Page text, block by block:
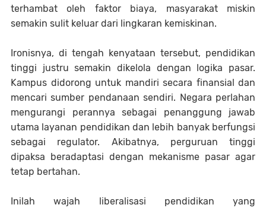
terhambat oleh faktor biaya, masyarakat miskin
semakin sulit keluar dari lingkaran kemiskinan.
Ironisnya, di tengah kenyataan tersebut, pendidikan
tinggi justru semakin dikelola dengan logika pasar.
Kampus didorong untuk mandiri secara finansial dan
mencari sumber pendanaan sendiri. Negara perlahan
mengurangi perannya sebagai penanggung jawab
utama layanan pendidikan dan lebih banyak berfungsi
sebagai regulator. Akibatnya, perguruan tinggi
dipaksa beradaptasi dengan mekanisme pasar agar
tetap bertahan.
Inilah wajah liberalisasi pendidikan yang